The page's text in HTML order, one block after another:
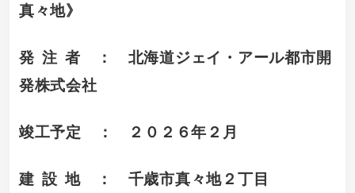
真々地》
発 注 者 ： 北海道ジェイ・アール都市開
発株式会社
竣工予定 ： ２０２６年２月
建 設 地 ： 千歳市真々地２丁目